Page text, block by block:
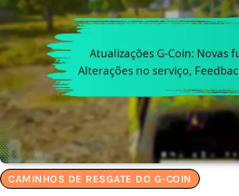
CAMINHOS DE RESGATE DO G-COIN